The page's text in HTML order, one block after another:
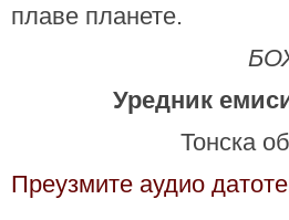
плаве планете.
Уредник
Тонска
Преузмите аудио